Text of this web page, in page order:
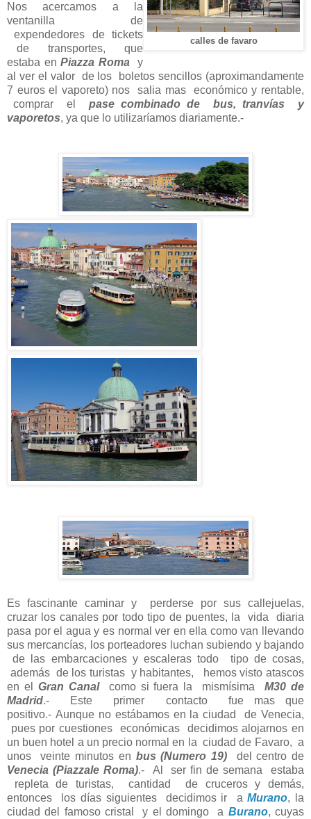
calles de favaro
Nos acercamos a la
ventanilla de
expendedores de tickets
de transportes, que
estaba enPiazza Roma y
al ver el valor de los boletos sencillos (aproximandamente
7 euros el vaporeto) nos salia mas económico y rentable,
comprar el pase combinado de bus, tranvías y
vaporetos, ya que lo utilizaríamos diariamente.-
Es fascinante caminar y perderse por sus callejuelas,
cruzar los canales por todo tipo de puentes, la vida diaria
pasa por el agua y es normal ver en ella como van llevando
sus mercancías, los porteadores luchan subiendo y bajando
de las embarcaciones y escaleras todo tipo de cosas,
además de los turistas y habitantes, hemos visto atascos
en el Gran Canalcomo si fuera la mismísimaM30 de
Madrid.- Este primer contacto fue mas que
positivo.- Aunque no estábamos en la ciudad de Venecia,
pues por cuestiones económicas decidimos alojarnos en
un buen hotel a un precio normal en la ciudad de Favaro, a
unos veinte minutos en bus (Numero 19) del centro de
Venecia (Piazzale Roma).- Al ser fin de semana estaba
repleta de turistas, cantidad de cruceros y demás,
entonces los días siguientes decidimos ir aMurano, la
ciudad del famoso cristal y el domingo a Burano, cuyas